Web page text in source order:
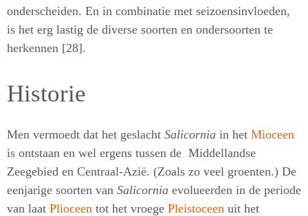
onderscheiden. En in combinatie met seizoensinvloeden,
is het erg lastig de diverse soorten en ondersoorten te
herkennen [28].
Historie
Men vermoedt dat het geslacht Salicornia in het Mioceen
is ontstaan en wel ergens tussen de Middellandse
Zeegebied en Centraal-Azië. (Zoals zo veel groenten.) De
eenjarige soorten van Salicornia evolueerden in de periode
van laat Plioceen tot het vroege Pleistoceen uit het